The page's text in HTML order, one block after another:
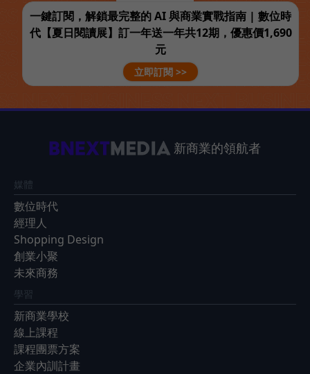
一鍵訂閱，解鎖最完整的 AI 與商業實戰指南 | 數位時
代【夏日閱讀展】訂一年送一年共12期，優惠價1,690
元
立即訂閱 >>
新商業的領航者
媒體
數位時代
經理人
Shopping Design
創業小聚
未來商務
學習
新商業學校
線上課程
課程團票方案
企業內訓計畫